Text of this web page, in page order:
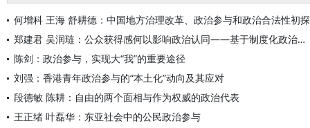
何增科 王海 舒耕德：中国地方治理改革、政治参与和政治合法性初探
郑建君 吴润琏：公众获得感何以影响政治认同——基于制度化政治参与和政治价值观的分析
陈剑：政治参与，实现大“我”的重要途径
刘强：香港青年政治参与的“本土化”动向及其应对
段德敏 陈耕：自由的两个面相与作为权威的政治代表
王正绪 叶磊华：东亚社会中的公民政治参与